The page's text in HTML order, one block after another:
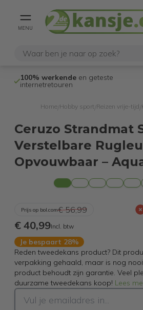
MENU
100% werkende en geteste
internetretouren
Home/ Hobby sport Reizen vrije-tijd
Ceruzo Strandmat
Verstelbare
Opvouwbaar –
Prijs op bol.com€ 56,99
€ 40,99Incl. btw
Je bespaart 28%
Reden tweedekans product? Dit
verpakking gehaald, maar is nog
product behoudt zijn garantie. Veel
duurzame tweedekans koop! Lees